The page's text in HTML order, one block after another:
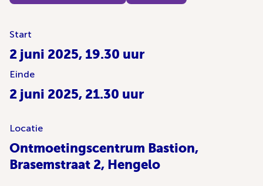
Start
2 juni 2025, 19.30 uur
Einde
2 juni 2025, 21.30 uur
Locatie
Ontmoetingscentrum Bastion,
Brasemstraat 2, Hengelo